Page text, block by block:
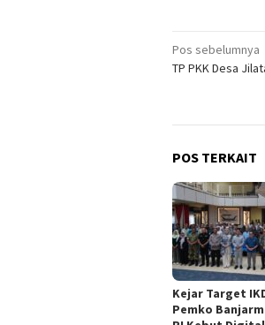
Navigasi
pos
Pos sebelumnya
TP PKK Desa
POS TERKAIT
Kejar Target
Pemko